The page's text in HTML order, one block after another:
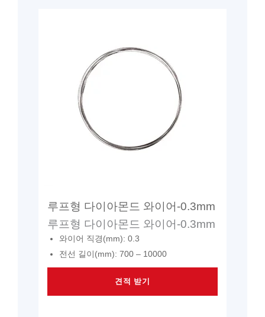
루프형 다이아몬드 와이어-0.3mm
루프형 다이아몬드 와이어-0.3mm
와이어 직경(mm): 0.3
전선 길이(mm): 700 – 10000
견적 받기